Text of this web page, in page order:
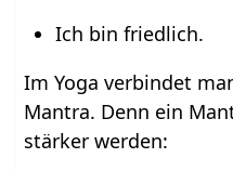
Ich bin friedlich.
Im Yoga verbindet
Mantra. Denn ein
stärker werden: